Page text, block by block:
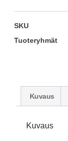
SKU
Tuoteryhmät
Kuvaus
Kuvaus